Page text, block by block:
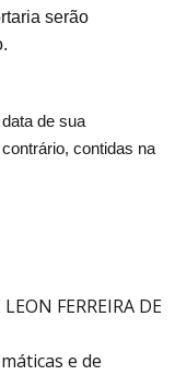
serão
de sua
contidas na
FERREIRA DE
e de